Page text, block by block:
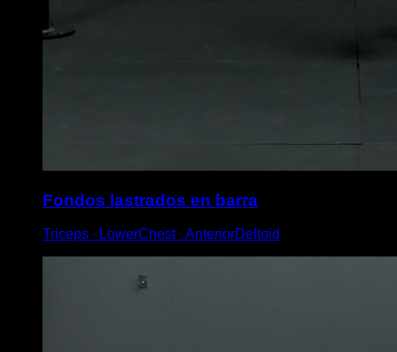
Fondos lastrados en barra
Triceps ∙ LowerChest ∙ AnteriorDeltoid